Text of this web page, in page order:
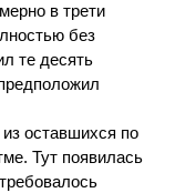
в трети
без
те десять
оставшихся по
Тут появилась